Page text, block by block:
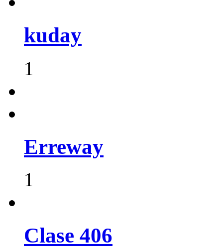
kuday
1
Erreway
1
Clase 406